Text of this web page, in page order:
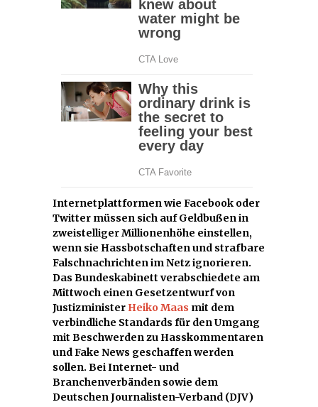
Internetplattformen wie Facebook oder
Twitter müssen sich auf Geldbußen in
zweistelliger Millionenhöhe einstellen,
wenn sie Hassbotschaften und strafbare
Falschnachrichten im Netz ignorieren.
Das Bundeskabinett verabschiedete am
Mittwoch einen Gesetzentwurf von
Justizminister Heiko Maas mit dem
verbindliche Standards für den Umgang
mit Beschwerden zu Hasskommentaren
und Fake News geschaffen werden
sollen. Bei Internet- und
Branchenverbänden sowie dem
Deutschen Journalisten-Verband (DJV)